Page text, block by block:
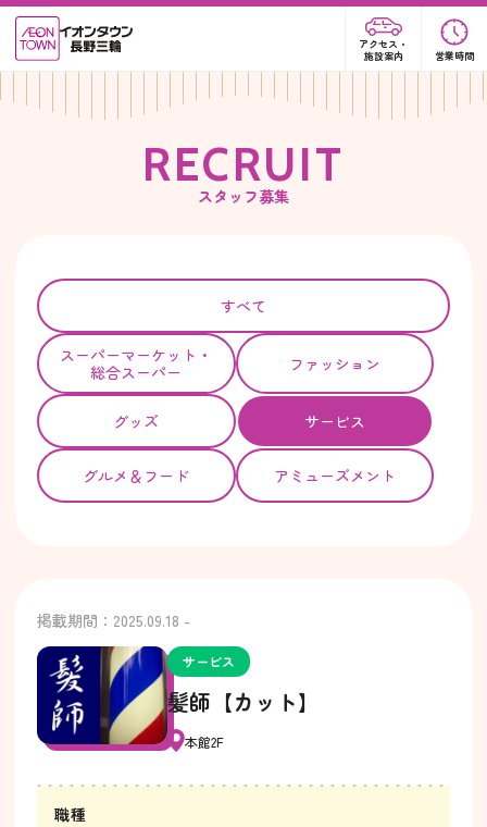
アクセス・
施設案内
営業時間
RECRUIT
スタッフ募集
すべて
スーパーマーケット・
総合スーパー
ファッション
グッズ サービス
グルメ＆フード アミューズメント
掲載期間：2025.09.18 -
サービス
髪師【カット】
本館2F
職種